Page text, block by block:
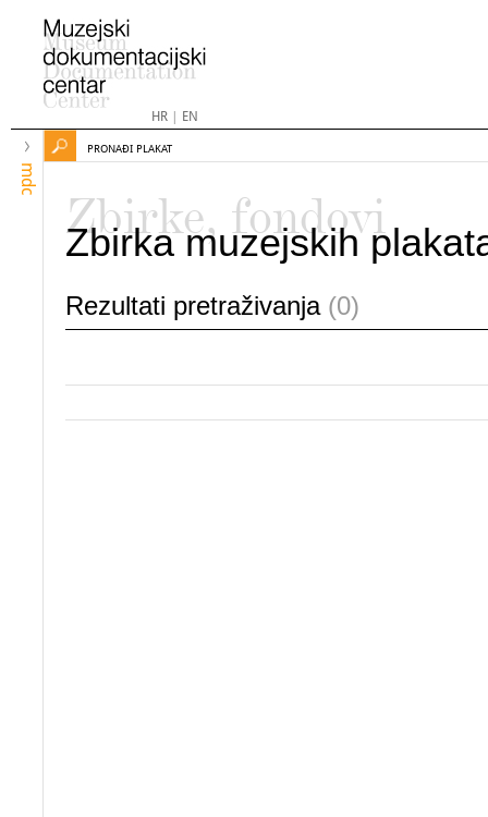
HR| EN
mdc
PRONAĐI PLAKAT
Zbirke, fondovi
Zbirka muzejskih
Rezultati pretraživanja (0)